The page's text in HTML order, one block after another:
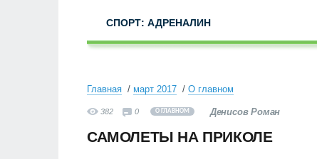
СПОРТ: АДРЕНАЛИН
Главная март 2017 О главном
382 0 О ГЛАВНОМ Денисов Роман
САМОЛЕТЫ НА ПРИКОЛЕ